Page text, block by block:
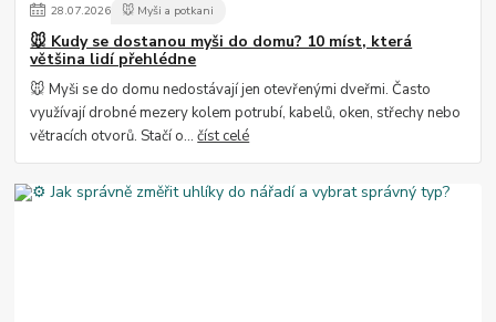
28.07.2026 🐭 Myši a potkani
🐭 Kudy se dostanou myši do domu? 10 míst, která
většina lidí přehlédne
🐭 Myši se do domu nedostávají jen otevřenými dveřmi. Často
využívají drobné mezery kolem potrubí, kabelů, oken, střechy nebo
větracích otvorů. Stačí o...číst celé